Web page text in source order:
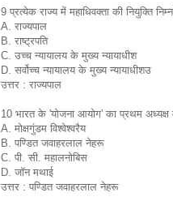
9 प्रत्येक राज्य में महाधिवक्ता की नियुक्ति
A. राज्यपाल
B. राष्ट्रपति
C. उच्च न्यायालय के मुख्य न्यायाधीश
D. सर्वोच्च न्यायालय के मुख्य न्यायाधीशउ
उत्तर : राज्यपाल
10 भारत के 'योजना आयोग' का प्रथम अध्यक्ष
A. मोक्षगुंडम विश्वेश्वरैय
B. पण्डित जवाहरलाल नेहरू
C. पी. सी. महालनोबिस
D. जॉन मथाई
उत्तर : पण्डित जवाहरलाल नेहरू